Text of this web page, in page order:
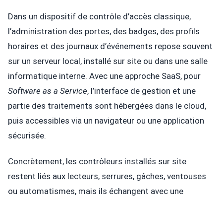
Dans un dispositif de contrôle d’accès classique,
l’administration des portes, des badges, des profils
horaires et des journaux d’événements repose souvent
sur un serveur local, installé sur site ou dans une salle
informatique interne. Avec une approche SaaS, pour
Software as a Service, l’interface de gestion et une
partie des traitements sont hébergées dans le cloud,
puis accessibles via un navigateur ou une application
sécurisée.
Concrètement, les contrôleurs installés sur site
restent liés aux lecteurs, serrures, gâches, ventouses
ou automatismes, mais ils échangent avec une